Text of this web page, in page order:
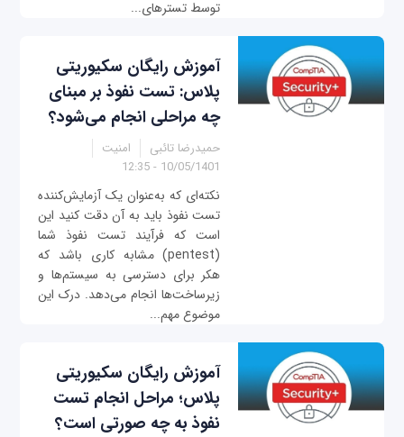
توسط تسترهای...
آموزش رایگان سکیوریتی
پلاس: تست نفوذ بر مبنای
چه مراحلی انجام می‌شود؟
حمیدرضا تائبی
امنیت
10/05/1401 - 12:35
نکته‌ای که به‌عنوان یک آزمایش‌کننده
تست نفوذ باید به آن دقت کنید این
است که فرآیند تست نفوذ شما
(pentest) مشابه کاری باشد که
هکر برای دسترسی به سیستم‌ها و
زیرساخت‌ها انجام می‌دهد. درک این
موضوع مهم...
آموزش رایگان سکیوریتی
پلاس؛ مراحل انجام تست
نفوذ به چه صورتی است؟